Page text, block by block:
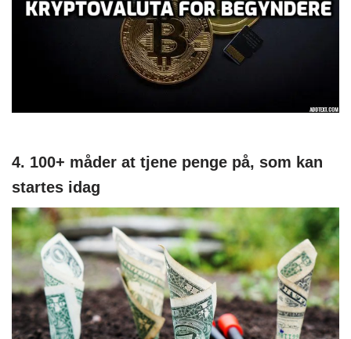
4. 100+ måder at tjene penge på, som kan
startes idag